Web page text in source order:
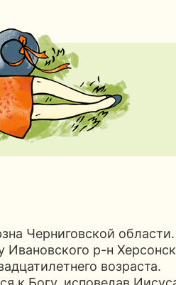
Черниговской
Ивановского р-н
возраста.